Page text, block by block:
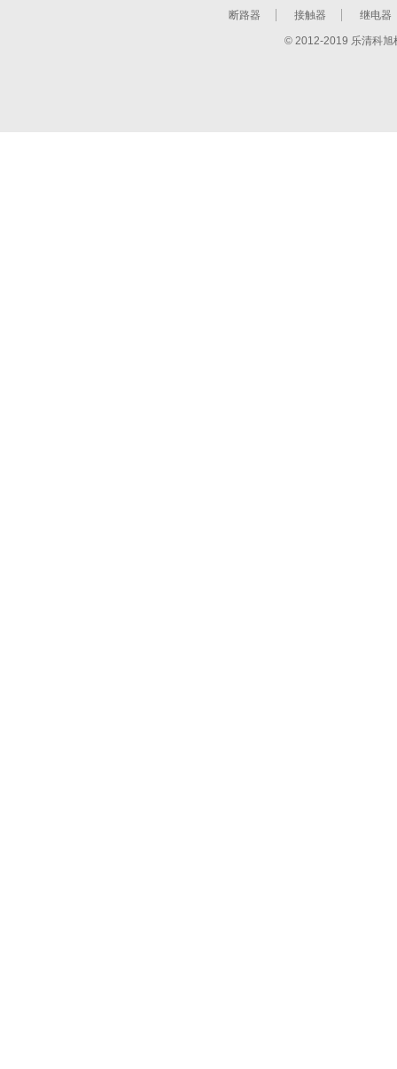
断路器 接触器 继电器
© 2012-2019 乐清科旭